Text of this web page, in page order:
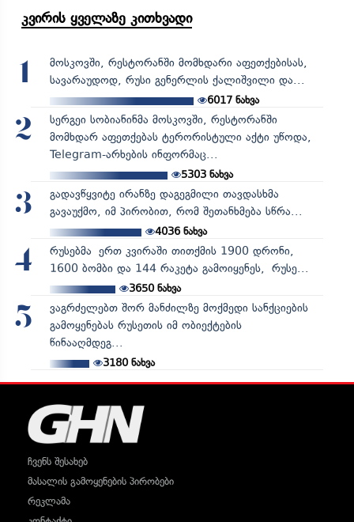
კვირის ყველაზე კითხვადი
1
მოსკოვში, რესტორანში მომხდარი აფეთქებისას,
სავარაუდოდ, რუსი გენერლის ქალიშვილი და...
6017 ნახვა
2
სერგეი სობიანინმა მოსკოვში, რესტორანში
მომხდარ აფეთქებას ტერორისტული აქტი უწოდა,
Telegram-არხების ინფორმაც...
5303ნახვა
3
გადავწყვიტე ირანზე დაგეგმილი თავდასხმა
გავაუქმო, იმ პირობით, რომ შეთანხმება სწრა...
4036ნახვა
4
რუსებმა ერთ კვირაში თითქმის 1900 დრონი,
1600 ბომბი და 144 რაკეტა გამოიყენეს, რუსე...
3650ნახვა
5
ვაგრძელებთ შორ მანძილზე მოქმედი სანქციების
გამოყენებას რუსეთის იმ ობიექტების
წინააღმდეგ...
3180ნახვა
ჩვენს შესახებ
მასალის გამოყენების პირობები
რეკლამა